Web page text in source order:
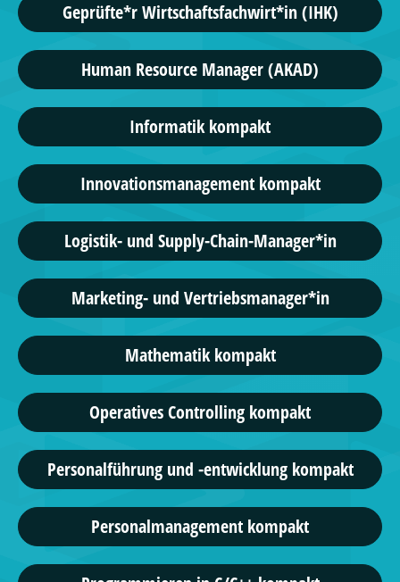
Geprüfte*r Wirtschaftsfachwirt*in (IHK)
Human Resource Manager (AKAD)
Informatik kompakt
Innovationsmanagement kompakt
Logistik- und Supply-Chain-Manager*in
Marketing- und Vertriebsmanager*in
Mathematik kompakt
Operatives Controlling kompakt
Personalführung und -entwicklung kompakt
Personalmanagement kompakt